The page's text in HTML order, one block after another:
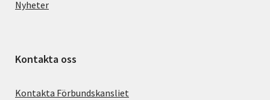
Nyheter
Kontakta oss
Kontakta Förbundskansliet